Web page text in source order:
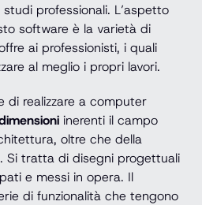
professionali. L’aspetto
software è la varietà di
ai professionisti, i quali
al meglio i propri lavori.
di realizzare a computer
inerenti il campo
oltre che della
Si tratta di disegni progettuali
e messi in opera. Il
di funzionalità che tengono